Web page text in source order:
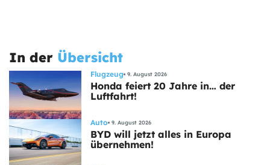
In der Übersicht
Flugzeug 9. August 2026
Honda feiert 20 Jahre in… der
Luftfahrt!
Auto 9. August 2026
BYD will jetzt alles in Europa
übernehmen!